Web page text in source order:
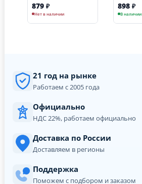
879 ₽
Нет в наличии
898 ₽
В наличии
21 год на рынке
Работаем с 2005 года
Официально
НДС 22%, работаем официально
Доставка по России
Доставляем в регионы
Поддержка
Поможем с подбором и заказом